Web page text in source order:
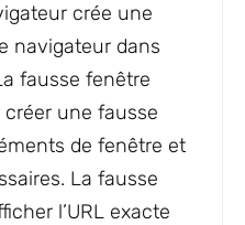
crée une
navigateur dans
fausse fenêtre
créer une fausse
de fenêtre et
La fausse
l’URL exacte